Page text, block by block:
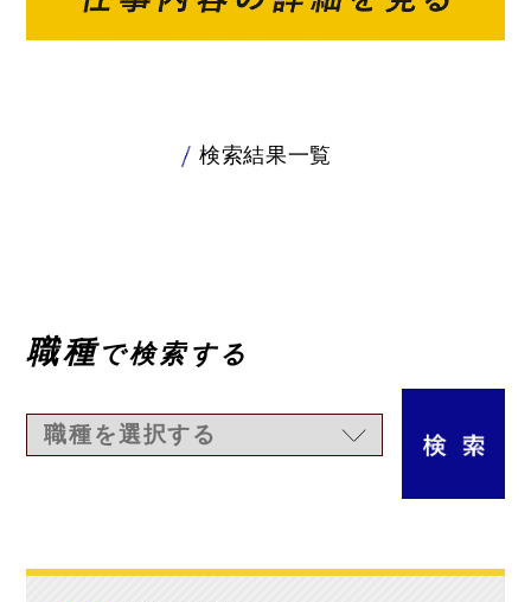
検索結果一覧
職種で検索する